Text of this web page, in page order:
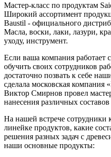
Мастер-класс по продуктам
Широкий ассортимент
Baustil - официального
Масла, воски, лаки, лазури,
уходу, инструмент.
Если ваша компания работает
обучить своих сотрудников
достаточно позвать к себе
сделала московская
Виктор Смирнов провел
нанесения различных составов
На нашей встрече
линейке продуктов, какие
решения разных задач с
наши основные продукты: